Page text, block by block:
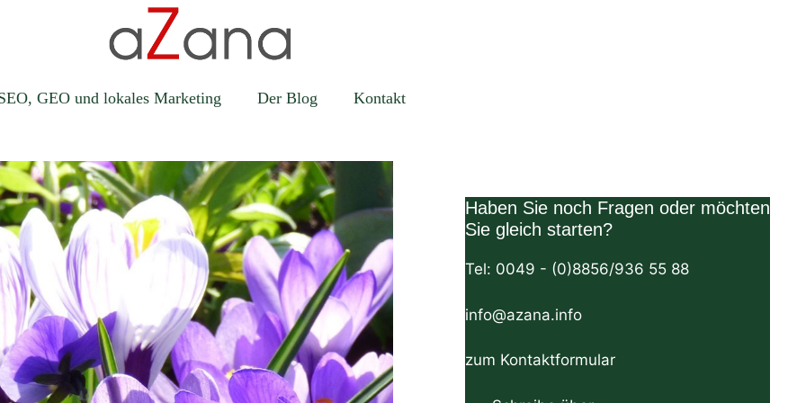
GEO und lokales Marketing Der Blog Kontakt
Haben Sie noch Fragen oder möchten
Sie gleich starten?
Tel: 0049 - (0)8856/936 55 88
info@azana.info
zum Kontaktformular